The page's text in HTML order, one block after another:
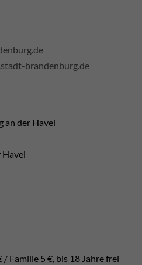
brandenburg.de
an der Havel
Havel
/ Familie 5 €, bis 18 Jahre frei